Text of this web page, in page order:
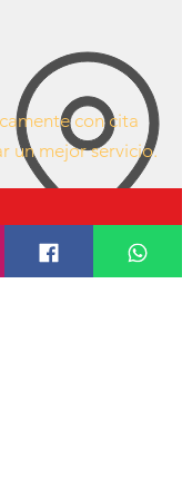
con cita
un mejor servicio.